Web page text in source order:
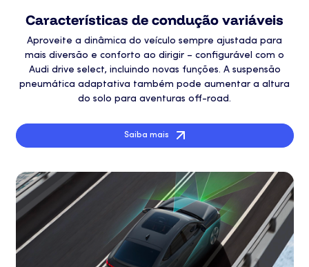
Características de condução variáveis
Aproveite a dinâmica do veículo sempre ajustada para
mais diversão e conforto ao dirigir – configurável com o
Audi drive select, incluindo novas funções. A suspensão
pneumática adaptativa também pode aumentar a altura
do solo para aventuras off-road.
Saiba mais